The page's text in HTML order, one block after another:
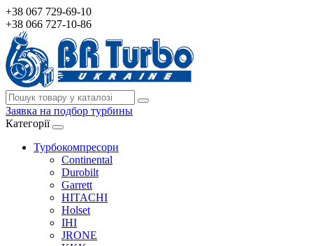
+38 067 729-69-10
+38 066 727-10-86
Заявка на подбор турбины
Категорії
Турбокомпресори
Continental
Durobilt
Garrett
HITACHI
Holset
IHI
JRONE